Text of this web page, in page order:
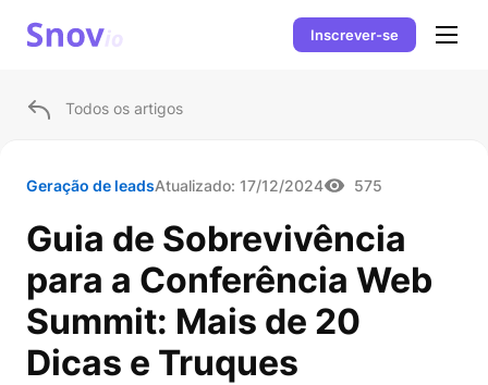
Inscrever-se
Todos os artigos
Geração de leadsAtualizado: 17/12/2024 575
Guia de Sobrevivência
para a Conferência Web
Summit: Mais de 20
Dicas e Truques